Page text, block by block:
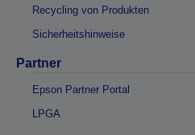
Recycling von Produkten
Sicherheitshinweise
Partner
Epson Partner Portal
LPGA